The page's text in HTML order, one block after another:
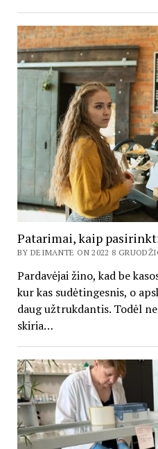
Patarimai, kaip
BY DEIMANTE ON 2022 8
Pardavėjai žino, kad be
kur kas sudėtingesnis, o
daug užtrukdantis. Todėl
skiria…